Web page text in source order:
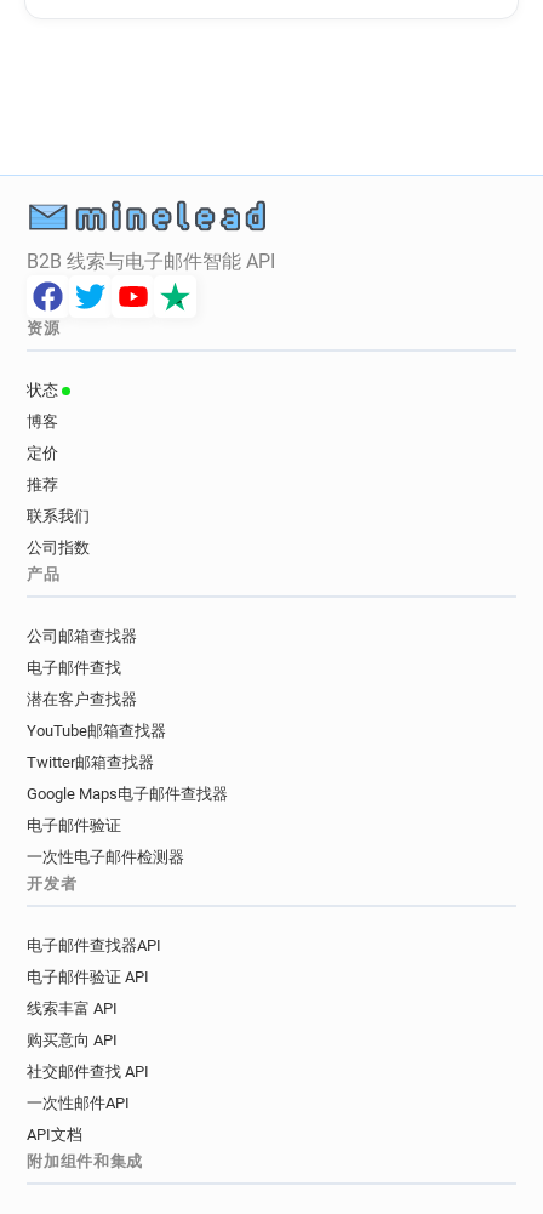
B2B 线索与电子邮件智能 API
资源
状态
博客
定价
推荐
联系我们
公司指数
产品
公司邮箱查找器
电子邮件查找
潜在客户查找器
YouTube邮箱查找器
Twitter邮箱查找器
Google Maps电子邮件查找器
电子邮件验证
一次性电子邮件检测器
开发者
电子邮件查找器API
电子邮件验证 API
线索丰富 API
购买意向 API
社交邮件查找 API
一次性邮件API
API文档
附加组件和集成